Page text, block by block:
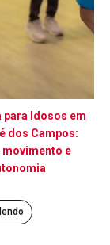
para Idosos em
dos Campos:
movimento e